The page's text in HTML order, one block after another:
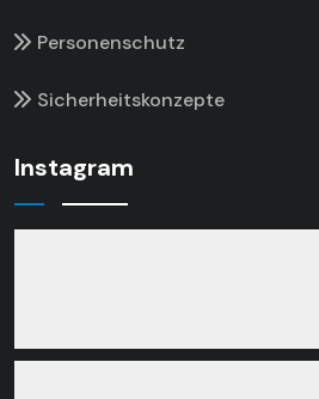
Personenschutz
Sicherheitskonzepte
Instagram